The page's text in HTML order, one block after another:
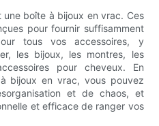
boîte à bijoux en vrac. Ces
pour fournir suffisamment
tous vos accessoires, y
les bijoux, les montres, les
pour cheveux. En
bijoux en vrac, vous pouvez
et de chaos, et
et efficace de ranger vos